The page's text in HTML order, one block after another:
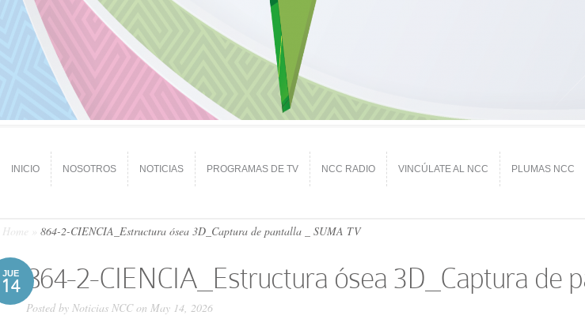
INICIO NOSOTROS NOTICIAS PROGRAMAS DE TV NCC RADIO VINCÚLATE AL NCC PLUMAS NCC
Home 864-2-CIENCIA_Estructura ósea 3D_Captura de pantalla _ SUMA TV
JUE
14 864-2-CIENCIA_Estructura ósea 3D_Captura de
Posted by Noticias NCCon May 14, 2026